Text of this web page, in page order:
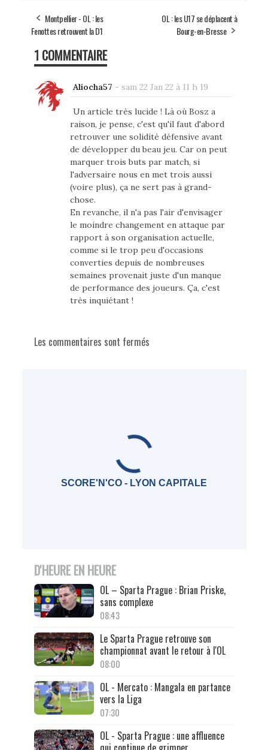
Montpellier - OL : les
Fenottes retrouvent la D1
OL : les U17 se déplacent à
Bourg-en-Bresse
1 COMMENTAIRE
Aliocha57 - sam 22 Jan 22 à 11 h 19
Un article très lucide ! Là où Bosz a
raison, je pense, c'est qu'il faut d'abord
retrouver une solidité défensive avant
de développer du beau jeu. Car on peut
marquer trois buts par match, si
l'adversaire nous en met trois aussi
(voire plus), ça ne sert pas à grand-
chose.
En revanche, il n'a pas l'air d'envisager
le moindre changement en attaque par
rapport à son organisation actuelle,
comme si le trop peu d'occasions
converties depuis de nombreuses
semaines provenait juste d'un manque
de performance des joueurs. Ça, c'est
très inquiétant !
Les commentaires sont fermés
SCORE'N'CO - LYON CAPITALE
D'HEURE EN HEURE
OL – Sparta Prague : Brian Priske,
sans complexe
08:43
Le Sparta Prague retrouve son
championnat avant le retour à l'OL
08:00
OL - Mercato : Mangala en partance
vers la Liga
07:30
OL - Sparta Prague : une affluence